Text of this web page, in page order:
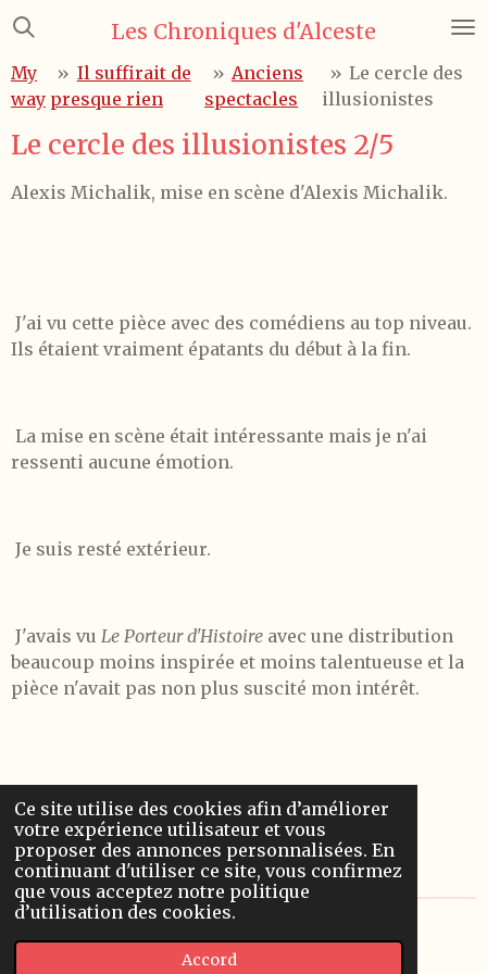
Ce site utilise des cookies afin d’améliorer
votre expérience utilisateur et vous
proposer des annonces personnalisées. En
continuant d'utiliser ce site, vous confirmez
que vous acceptez notre politique
d’utilisation des cookies.
Accord
Passer
contenu
principal
Les Chroniques d'Alceste
My
way
» Il suffirait de
presque rien
» Anciens
spectacles
» Le cercle des
illusionistes
Le cercle des illusionistes 2/5
Alexis Michalik, mise en scène d'Alexis Michalik.
J'ai vu cette pièce avec des comédiens au top niveau.
Ils étaient vraiment épatants du début à la fin.
La mise en scène était intéressante mais je n'ai
ressenti aucune émotion.
Je suis resté extérieur.
J'avais vu Le Porteur d'Histoire avec une distribution
beaucoup moins inspirée et moins talentueuse et la
pièce n'avait pas non plus suscité mon intérêt.
Au Splendid
Modifié le 1er mai 2023.